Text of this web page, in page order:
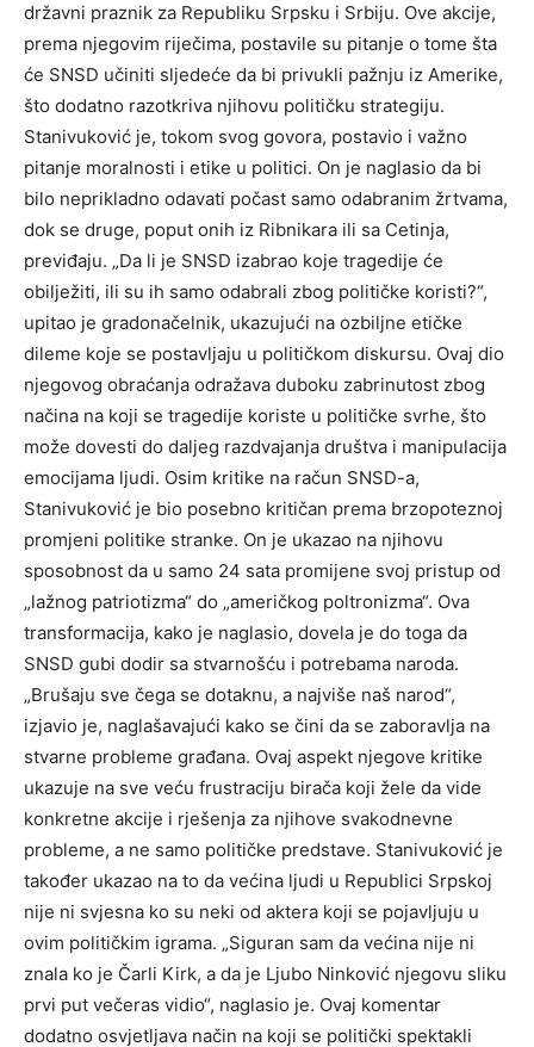
državni praznik za Republiku Srpsku i Srbiju. Ove akcije,
prema njegovim riječima, postavile su pitanje o tome šta
će SNSD učiniti sljedeće da bi privukli pažnju iz Amerike,
što dodatno razotkriva njihovu političku strategiju.
Stanivuković je, tokom svog govora, postavio i važno
pitanje moralnosti i etike u politici. On je naglasio da bi
bilo neprikladno odavati počast samo odabranim žrtvama,
dok se druge, poput onih iz Ribnikara ili sa Cetinja,
previđaju. „Da li je SNSD izabrao koje tragedije će
obilježiti, ili su ih samo odabrali zbog političke koristi?“,
upitao je gradonačelnik, ukazujući na ozbiljne etičke
dileme koje se postavljaju u političkom diskursu. Ovaj dio
njegovog obraćanja odražava duboku zabrinutost zbog
načina na koji se tragedije koriste u političke svrhe, što
može dovesti do daljeg razdvajanja društva i manipulacija
emocijama ljudi. Osim kritike na račun SNSD-a,
Stanivuković je bio posebno kritičan prema brzopoteznoj
promjeni politike stranke. On je ukazao na njihovu
sposobnost da u samo 24 sata promijene svoj pristup od
„lažnog patriotizma“ do „američkog poltronizma“. Ova
transformacija, kako je naglasio, dovela je do toga da
SNSD gubi dodir sa stvarnošću i potrebama naroda.
„Brušaju sve čega se dotaknu, a najviše naš narod“,
izjavio je, naglašavajući kako se čini da se zaboravlja na
stvarne probleme građana. Ovaj aspekt njegove kritike
ukazuje na sve veću frustraciju birača koji žele da vide
konkretne akcije i rješenja za njihove svakodnevne
probleme, a ne samo političke predstave. Stanivuković je
također ukazao na to da većina ljudi u Republici Srpskoj
nije ni svjesna ko su neki od aktera koji se pojavljuju u
ovim političkim igrama. „Siguran sam da većina nije ni
znala ko je Čarli Kirk, a da je Ljubo Ninković njegovu sliku
prvi put večeras vidio“, naglasio je. Ovaj komentar
dodatno osvjetljava način na koji se politički spektakli